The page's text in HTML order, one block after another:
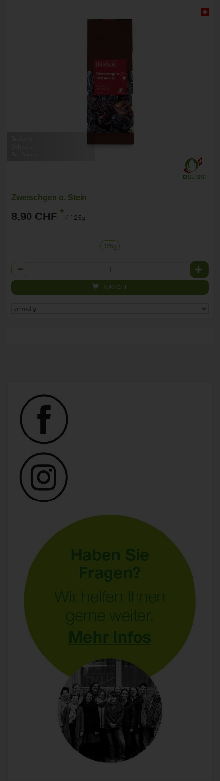
Zwetschgen o. Stein
8,90 CHF * / 125g
125g
Anzahl
8,90 CHF